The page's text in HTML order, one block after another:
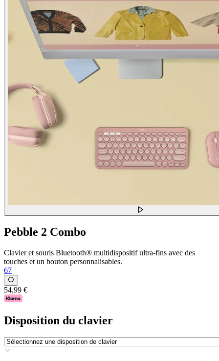
Pebble 2 Combo
Clavier et souris Bluetooth® multidispositif ultra-fins avec des
touches et un bouton personnalisables.
67
54,99 €
Disposition du clavier